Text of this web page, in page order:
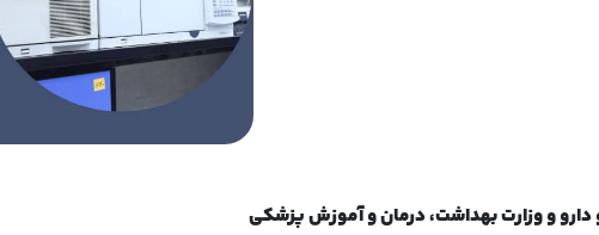
دارو و وزارت بهداشت، درمان و آموزش پزشکی